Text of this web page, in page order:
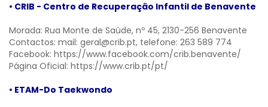
• CRIB - Centro de Recuperação Infantil de Benavente
Morada: Rua Monte de Saúde, nº 45, 2130-256 Benavente
Contactos: mail: geral@crib.pt, telefone: 263 589 774
Facebook: https://www.facebook.com/crib.benavente/
Página Oficial: https://www.crib.pt/pt/
• ETAM-Do Taekwondo